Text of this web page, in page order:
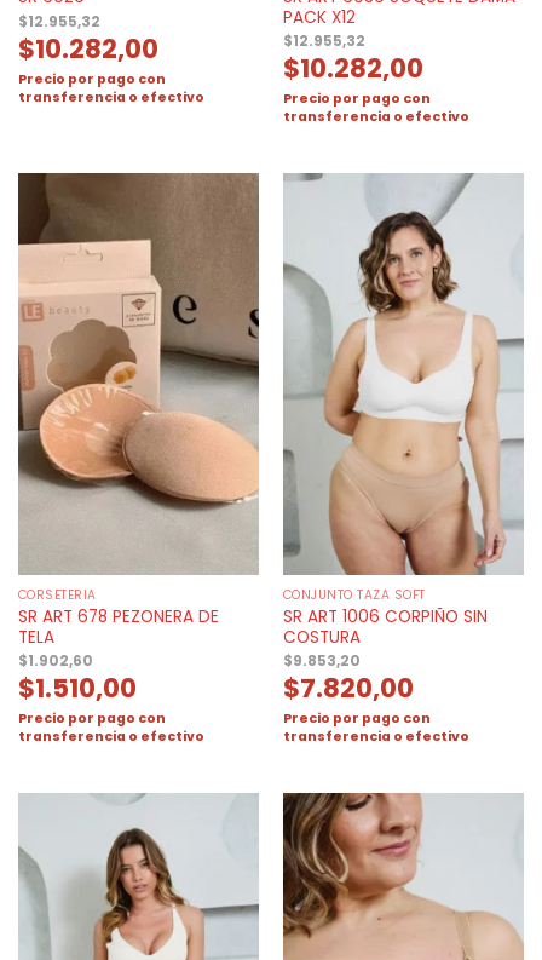
$12.955,32
$10.282,00
Precio por pago con
transferencia o efectivo
PACK X12
$12.955,32
$10.282,00
Precio por pago con
transferencia o efectivo
CORSETERIA
SR ART 678 PEZONERA DE
TELA
$1.902,60
$1.510,00
Precio por pago con
transferencia o efectivo
CONJUNTO TAZA SOFT
SR ART 1006 CORPIÑO SIN
COSTURA
$9.853,20
$7.820,00
Precio por pago con
transferencia o efectivo